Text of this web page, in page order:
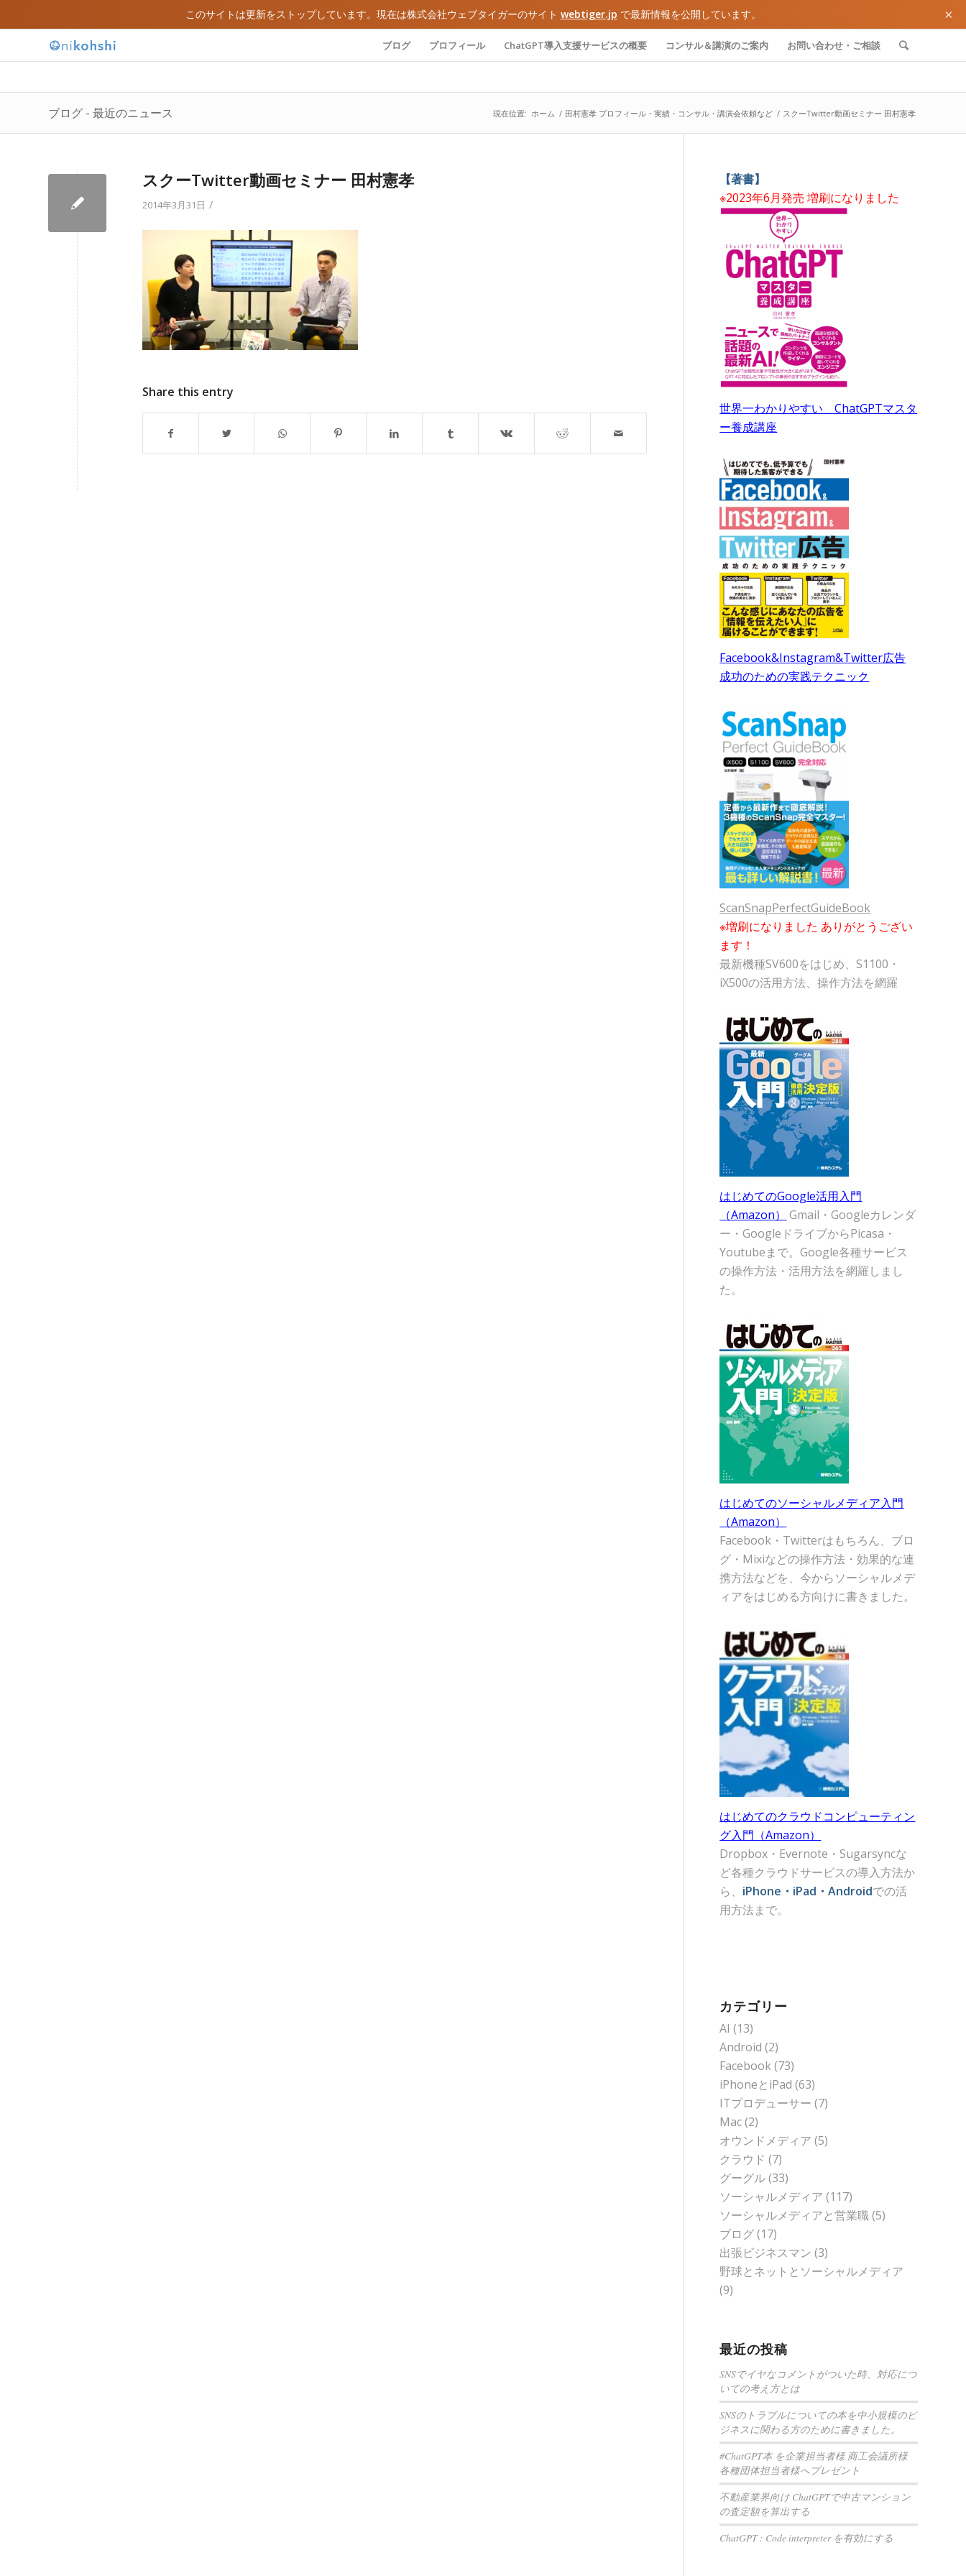
このサイトは更新をストップしています。現在は株式会社ウェブタイガーのサイト webtiger.jp で最新情報を公開しています。 ×
ブログ プロフィール ChatGPT導入支援サービスの概要 コンサル＆講演のご案内 お問い合わせ・ご相談
ブログ - 最近のニュース 現在位置: ホーム / 田村憲孝 プロフィール・実績・コンサル・講演会依頼など / スクーTwitter動画セミナー 田村憲孝
スクーTwitter動画セミナー 田村憲孝
2014年3月31日 /
Share this entry
【著書】
※2023年6月発売 増刷になりました
世界一わかりやすい ChatGPTマスタ
ー養成講座
Facebook&Instagram&Twitter広告
成功のための実践テクニック
ScanSnapPerfectGuideBook
※増刷になりました ありがとうござい
ます！
最新機種SV600をはじめ、S1100・
iX500の活用方法、操作方法を網羅
はじめてのGoogle活用入門
（Amazon）
Gmail・Googleカレンダ
ー・GoogleドライブからPicasa・
Youtubeまで。Google各種サービス
の操作方法・活用方法を網羅しまし
た。
はじめてのソーシャルメディア入門
（Amazon）
Facebook・Twitterはもちろん、ブロ
グ・Mixiなどの操作方法・効果的な連
携方法などを、今からソーシャルメデ
ィアをはじめる方向けに書きました。
はじめてのクラウドコンピューティン
グ入門（Amazon）
Dropbox・Evernote・Sugarsyncな
ど各種クラウドサービスの導入方法か
ら、 iPhone・iPad・Androidでの活
用方法まで。
カテゴリー
AI (13)
Android (2)
Facebook(73)
iPhoneとiPad (63)
ITプロデューサー (7)
Mac(2)
オウンドメディア (5)
クラウド (7)
グーグル(33)
ソーシャルメディア (117)
ソーシャルメディアと営業職(5)
ブログ(17)
出張ビジネスマン (3)
野球とネットとソーシャルメディア
(9)
最近の投稿
SNSでイヤなコメントがついた時、対応につ
いての考え方とは
SNSのトラブルについての本を中小規模のビ
ジネスに関わる方のために書きました。
#ChatGPT本 を企業担当者様 商工会議所様
各種団体担当者様へプレゼント
不動産業界向け ChatGPTで中古マンション
の査定額を算出する
ChatGPT : Code interpreter を有効にする